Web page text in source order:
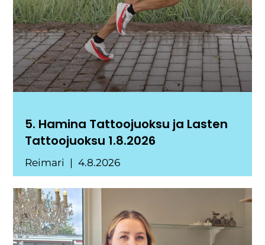
5. Hamina Tattoojuoksu ja Lasten
Tattoojuoksu 1.8.2026
Reimari 4.8.2026